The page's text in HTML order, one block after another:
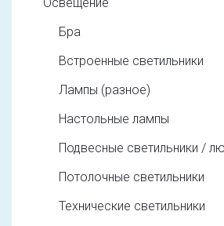
Бра
Встроенные светильники
Лампы (разное)
Настольные лампы
Подвесные светильники /
Потолочные светильники
Технические светильники